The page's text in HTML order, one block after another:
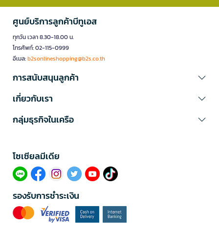
ศูนย์บริการลูกค้าบีทูเอส
ทุกวัน เวลา 8.30-18.00 น.
โทรศัพท์: 02-115-0999
อีเมล:b2sonlineshopping@b2s.co.th
การสนับสนุนลูกค้า
เกี่ยวกับเรา
กลุ่มธุรกิจในเครือ
โซเซียลมีเดีย​
รองรับการชำระเงิน